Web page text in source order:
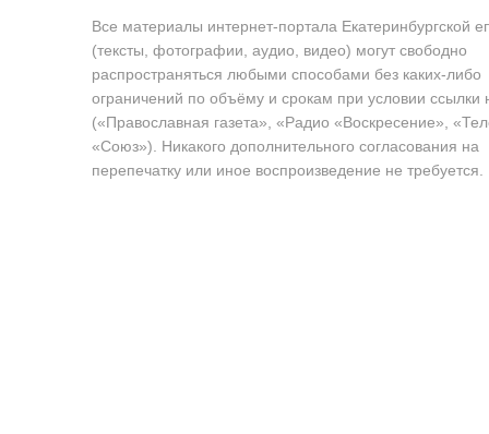
Все материалы интернет-портала Екатеринбургской
(тексты, фотографии, аудио, видео) могут свободно
распространяться любыми способами без каких-либо
ограничений по объёму и срокам при условии ссылки
(«Православная газета», «Радио «Воскресение»,
«Союз»). Никакого дополнительного согласования на
перепечатку или иное воспроизведение не требуется.